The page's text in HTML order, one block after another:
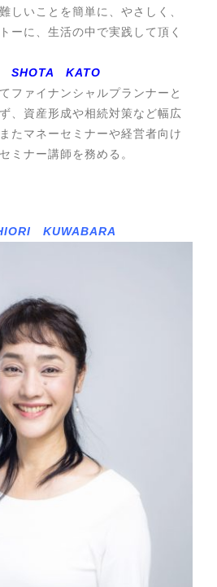
しいことを簡単に、やさしく、
ーに、生活の中で実践して頂く
SHOTA KATO
ファイナンシャルプランナーと
、資産形成や相続対策など幅広
たマネーセミナーや経営者向け
ミナー講師を務める。
KUWABARA